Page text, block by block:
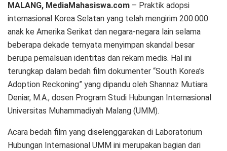
MALANG, MediaMahasiswa.com – Praktik adopsi
internasional Korea Selatan yang telah mengirim 200.000
anak ke Amerika Serikat dan negara-negara lain selama
beberapa dekade ternyata menyimpan skandal besar
berupa pemalsuan identitas dan rekam medis. Hal ini
terungkap dalam bedah film dokumenter “South Korea’s
Adoption Reckoning” yang dipandu oleh Shannaz Mutiara
Deniar, M.A., dosen Program Studi Hubungan Internasional
Universitas Muhammadiyah Malang (UMM).
Acara bedah film yang diselenggarakan di Laboratorium
Hubungan Internasional UMM ini merupakan bagian dari